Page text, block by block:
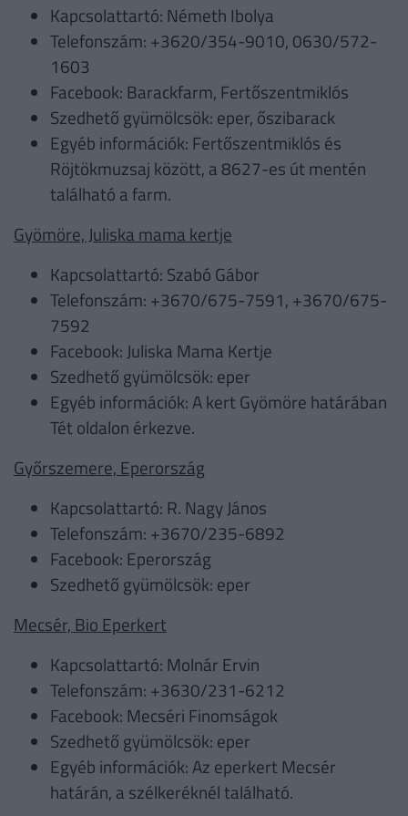
Kapcsolattartó: Németh Ibolya
Telefonszám: +3620/354-9010, 0630/572-
1603
Facebook: Barackfarm, Fertőszentmiklós
Szedhető gyümölcsök: eper, őszibarack
Egyéb információk: Fertőszentmiklós és
Röjtökmuzsaj között, a 8627-es út mentén
található a farm.
Gyömöre, Juliska mama kertje
Kapcsolattartó: Szabó Gábor
Telefonszám: +3670/675-7591, +3670/675-
7592
Facebook: Juliska Mama Kertje
Szedhető gyümölcsök: eper
Egyéb információk: A kert Gyömöre határában
Tét oldalon érkezve.
Győrszemere, Eperország
Kapcsolattartó: R. Nagy János
Telefonszám: +3670/235-6892
Facebook: Eperország
Szedhető gyümölcsök: eper
Mecsér, Bio Eperkert
Kapcsolattartó: Molnár Ervin
Telefonszám: +3630/231-6212
Facebook: Mecséri Finomságok
Szedhető gyümölcsök: eper
Egyéb információk: Az eperkert Mecsér
határán, a szélkeréknél található.